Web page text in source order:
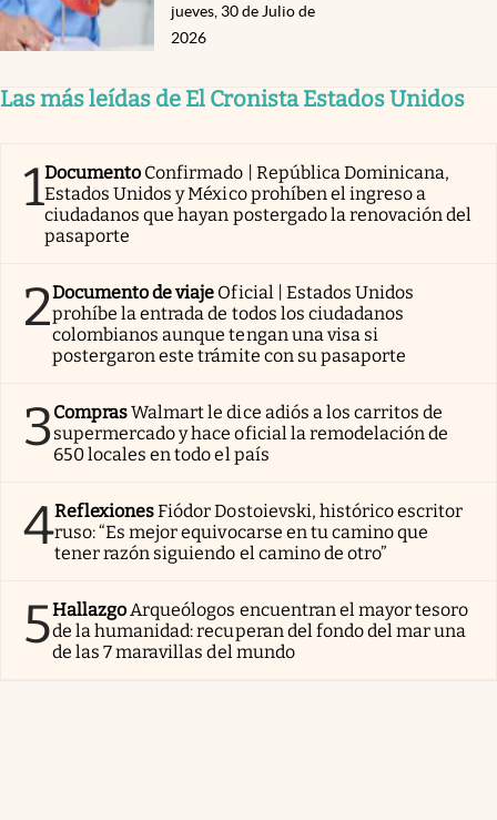
jueves, 30 de Julio de
2026
Las más leídas de El Cronista Estados Unidos
1Documento Confirmado | República Dominicana,
Estados Unidos y México prohíben el ingreso a
ciudadanos que hayan postergado la renovación del
pasaporte
2Documento de viaje Oficial | Estados Unidos
prohíbe la entrada de todos los ciudadanos
colombianos aunque tengan una visa si
postergaron este trámite con su pasaporte
3ComprasWalmart le dice adiós a los carritos de
supermercado y hace oficial la remodelación de
650 locales en todo el país
4ReflexionesFiódor Dostoievski, histórico escritor
ruso: “Es mejor equivocarse en tu camino que
tener razón siguiendo el camino de otro”
5HallazgoArqueólogos encuentran el mayor tesoro
de la humanidad: recuperan del fondo del mar una
de las 7 maravillas del mundo